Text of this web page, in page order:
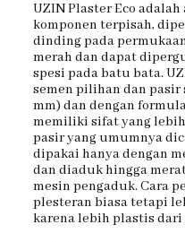
UZIN Plaster Eco
komponen terpisah,
dinding pada
merah dan dapat
spesi pada batu bata.
semen pilihan dan
mm) dan dengan
memiliki sifat yang
pasir yang umumnya
dipakai hanya dengan
dan diaduk hingga
mesin pengaduk. Cara
plesteran biasa tetapi
karena lebih plastis dari